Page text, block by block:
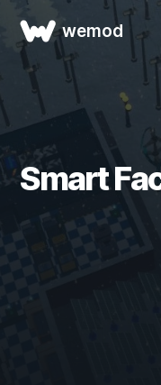
wemod
Smart